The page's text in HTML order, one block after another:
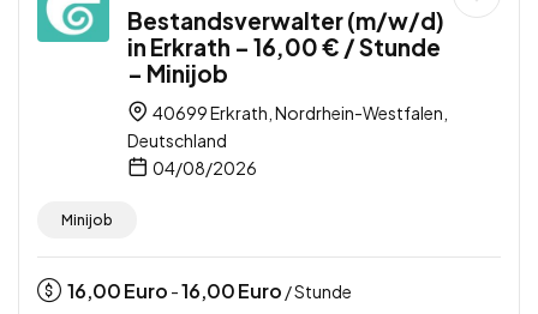
Bestandsverwalter (m/w/d)
in Erkrath – 16,00 € / Stunde
– Minijob
40699 Erkrath, Nordrhein-Westfalen,
Deutschland
04/08/2026
Minijob
16,00Euro -16,00Euro / Stunde